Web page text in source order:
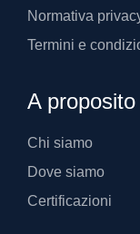
Normativa
Termini e
A
Chi siamo
Dove siamo
Certificazioni